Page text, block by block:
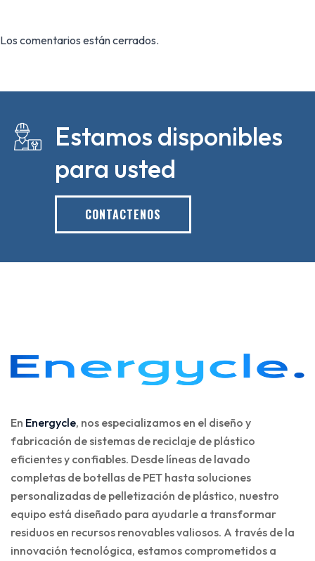
Los comentarios están cerrados.
Estamos disponibles
para usted
CONTACTENOS
En Energycle, nos especializamos en el diseño y
fabricación de sistemas de reciclaje de plástico
eficientes y confiables. Desde líneas de lavado
completas de botellas de PET hasta soluciones
personalizadas de pelletización de plástico, nuestro
equipo está diseñado para ayudarle a transformar
residuos en recursos renovables valiosos. A través de la
innovación tecnológica, estamos comprometidos a